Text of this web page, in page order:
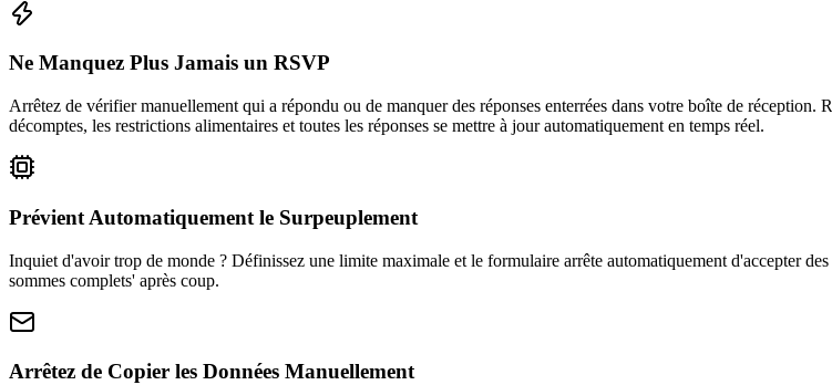
Ne Manquez Plus Jamais un RSVP
Arrêtez de vérifier manuellement qui a répondu ou de manquer des réponses enterrées dans votre boîte de
décomptes, les restrictions alimentaires et toutes les réponses se mettre à jour automatiquement en temps réel.
Prévient Automatiquement le Surpeuplement
Inquiet d'avoir trop de monde ? Définissez une limite maximale et le formulaire arrête automatiquement d'accepter
sommes complets' après coup.
Arrêtez de Copier les Données Manuellement